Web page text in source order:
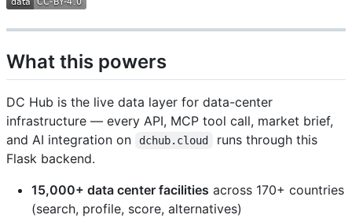
What this powers
DC Hub is the live data layer for data-center
infrastructure — every API, MCP tool call, market brief,
and AI integration on
dchub.cloud
runs through this
Flask backend.
15,000+ data center facilities across 170+ countries
(search, profile, score, alternatives)